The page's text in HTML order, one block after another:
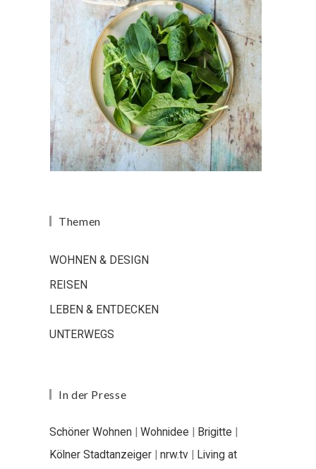
Themen
WOHNEN & DESIGN
REISEN
LEBEN & ENTDECKEN
UNTERWEGS
In der Presse
Schöner Wohnen | Wohnidee | Brigitte |
Kölner Stadtanzeiger | nrw.tv | Living at